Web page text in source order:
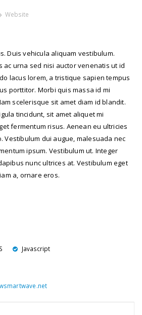
Website
Duis vehicula aliquam vestibulum.
ac urna sed nisi auctor venenatis ut id
lacus lorem, a tristique sapien tempus
porttitor. Morbi quis massa id mi
scelerisque sit amet diam id blandit.
tincidunt, sit amet aliquet mi
fermentum risus. Aenean eu ultricies
Vestibulum dui augue, malesuada nec
ipsum. Vestibulum ut. Integer
nunc ultrices at. Vestibulum eget
a, ornare eros.
Javascript